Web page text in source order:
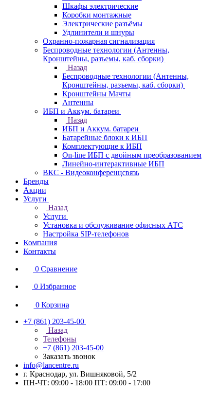
Шкафы электрические
Коробки монтажные
Электрические разъёмы
Удлинители и шнуры
Охранно-пожарная сигнализация
Беспроводные технологии (Антенны,
Кронштейны, разъемы, каб. сборки)
Назад
Беспроводные технологии (Антенны,
Кронштейны, разъемы, каб. сборки)
Кронштейны Мачты
Антенны
ИБП и Аккум. батареи
Назад
ИБП и Аккум. батареи
Батарейные блоки к ИБП
Комплектующие к ИБП
On-line ИБП с двойным преобразованием
Линейно-интерактивные ИБП
ВКС - Видеоконференцсвязь
Бренды
Акции
Услуги
Назад
Услуги
Установка и обслуживание офисных АТС
Настройка SIP-телефонов
Компания
Контакты
0 Сравнение
0 Избранное
0 Корзина
+7 (861) 203-45-00
Назад
Телефоны
+7 (861) 203-45-00
Заказать звонок
info@lancentre.ru
г. Краснодар, ул. Вишняковой, 5/2
ПН-ЧТ: 09:00 - 18:00 ПТ: 09:00 - 17:00